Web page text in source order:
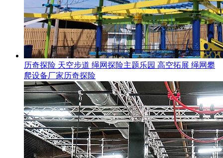
历奇探险 天空步道 绳网探险主题乐园 高空拓展 绳网攀
爬设备厂家历奇探险